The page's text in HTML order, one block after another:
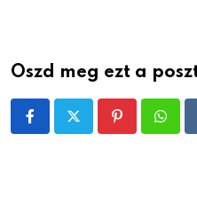
Oszd meg ezt a
Pinterest